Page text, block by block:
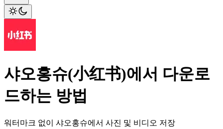
샤오홍슈(小红书)에서 다운로
드하는 방법
워터마크 없이 샤오홍슈에서 사진 및 비디오 저장